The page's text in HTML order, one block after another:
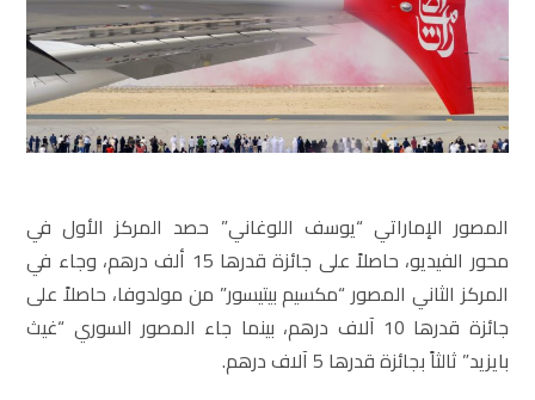
المصور الإماراتي “يوسف اللوغاني” حصد المركز الأول في
محور الفيديو، حاصلاً على جائزة قدرها 15 ألف درهم، وجاء في
المركز الثاني المصور “مكسيم بيتيسور” من مولدوفا، حاصلاً على
جائزة قدرها 10 آلاف درهم، بينما جاء المصور السوري “غيث
بايزيد” ثالثاً بجائزة قدرها 5 آلاف درهم.